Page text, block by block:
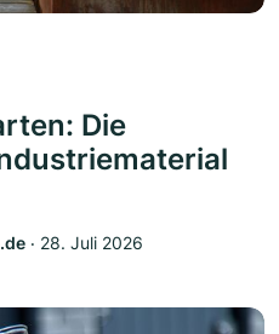
Die
‧ 28. Juli 2026